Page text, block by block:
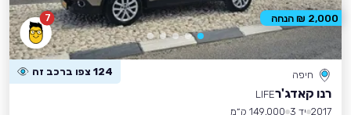
7
חיפה 124 צפו ברכב זה
רנו קאדג'רLIFE
2017 יד 3
149,000 ק״מ
2,000 ₪ הנחה